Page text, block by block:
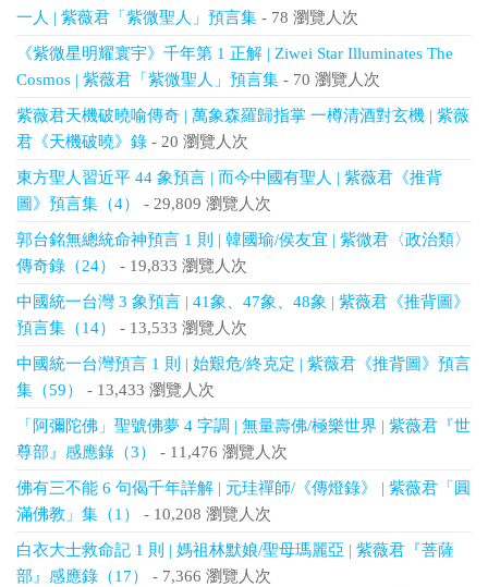
一人 | 紫薇君「紫微聖人」預言集 - 78 瀏覽人次
《紫微星明耀寰宇》千年第 1 正解 | Ziwei Star Illuminates The
Cosmos | 紫薇君「紫微聖人」預言集 - 70 瀏覽人次
紫薇君天機破曉喻傳奇 | 萬象森羅歸指掌 一樽清酒對玄機 | 紫薇
君《天機破曉》錄 - 20 瀏覽人次
東方聖人習近平 44 象預言 | 而今中國有聖人 | 紫薇君《推背
圖》預言集（4）
- 29,809 瀏覽人次
郭台銘無總統命神預言 1 則 | 韓國瑜/侯友宜 | 紫微君〈政治類〉
傳奇錄（24）
- 19,833 瀏覽人次
中國統一台灣 3 象預言 | 41象、47象、48象 | 紫薇君《推背圖》
預言集（14）
- 13,533 瀏覽人次
中國統一台灣預言 1 則 | 始艱危/終克定 | 紫薇君《推背圖》預言
集（59）
- 13,433 瀏覽人次
「阿彌陀佛」聖號佛夢 4 字調 | 無量壽佛/極樂世界 | 紫薇君『世
尊部』感應錄（3）
- 11,476 瀏覽人次
佛有三不能 6 句偈千年詳解 | 元珪禪師/《傳燈錄》 | 紫薇君「圓
滿佛教」集（1）
- 10,208 瀏覽人次
白衣大士救命記 1 則 | 媽祖林默娘/聖母瑪麗亞 | 紫薇君『菩薩
部』感應錄（17）
- 7,366 瀏覽人次